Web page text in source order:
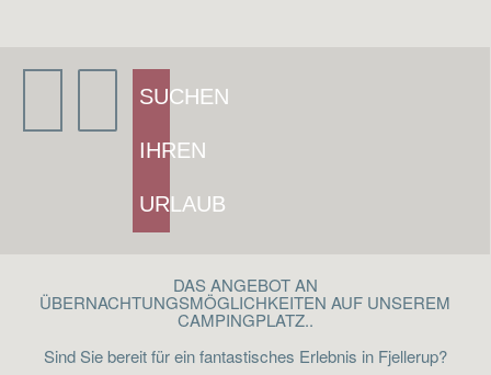
SUCHEN
IHREN
URLAUB
DAS ANGEBOT AN
ÜBERNACHTUNGSMÖGLICHKEITEN AUF UNSEREM
CAMPINGPLATZ..
Sind Sie bereit für ein fantastisches Erlebnis in Fjellerup?